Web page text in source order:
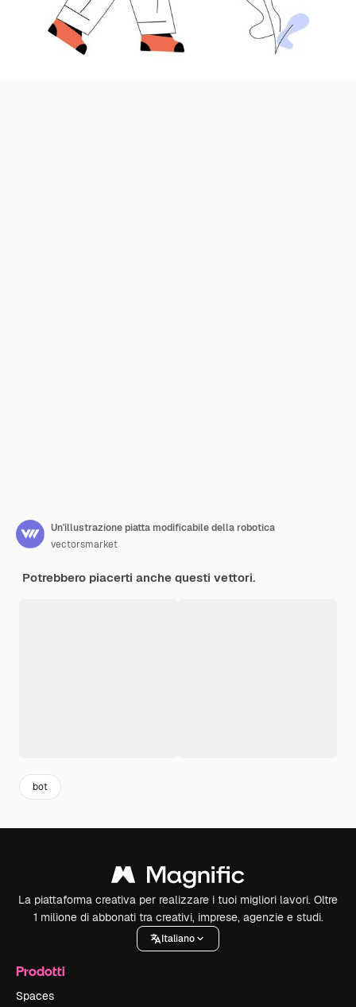
Un'illustrazione piatta modificabile della robotica
vectorsmarket
Potrebbero piacerti anche questi vettori.
bot
La piattaforma creativa per realizzare i tuoi migliori lavori. Oltre
1 milione di abbonati tra creativi, imprese, agenzie e studi.
Italiano
Prodotti
Spaces